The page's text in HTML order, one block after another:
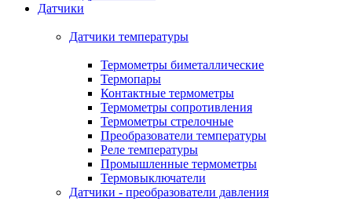
Датчики
Датчики температуры
Термометры биметаллические
Термопары
Контактные термометры
Термометры сопротивления
Термометры стрелочные
Преобразователи температуры
Реле температуры
Промышленные термометры
Термовыключатели
Датчики - преобразователи давления